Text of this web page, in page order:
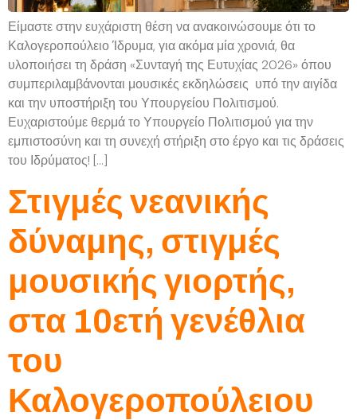
Είμαστε στην ευχάριστη θέση να ανακοινώσουμε ότι το
Καλογεροπούλειο Ίδρυμα, για ακόμα μία χρονιά, θα
υλοποιήσει τη δράση «Συνταγή της Ευτυχίας 2026» όπου
συμπεριλαμβάνονται μουσικές εκδηλώσεις υπό την αιγίδα
και την υποστήριξη του Υπουργείου Πολιτισμού.
Ευχαριστούμε θερμά το Υπουργείο Πολιτισμού για την
εμπιστοσύνη και τη συνεχή στήριξη στο έργο και τις δράσεις
του Ιδρύματος! […]
Στιγμές νεανικής
δύναμης, στιγμές
μουσικής γιορτής,
στα 10ετή γενέθλια
του
Καλογεροπούλειου